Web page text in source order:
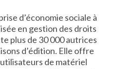
d’économie sociale à
en gestion des droits
plus de 30 000 autrices
d’édition. Elle offre
de matériel